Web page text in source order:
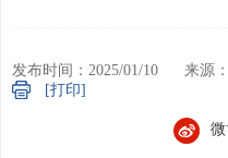
发布时间：2025/01/10
来源
[打印]